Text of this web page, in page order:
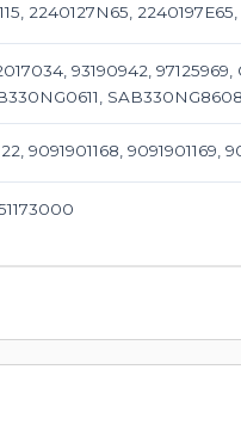
2240127N65, 2240197E65,
93190942,
9091901168, 9091901169,